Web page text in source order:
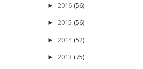
► 2016(56)
► 2015 (56)
► 2014(52)
► 2013 (75)